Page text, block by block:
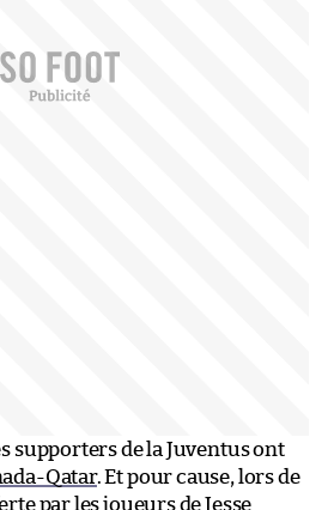
supporters de la Juventus ont
Qatar. Et pour cause, lors de
par les joueurs de Jesse